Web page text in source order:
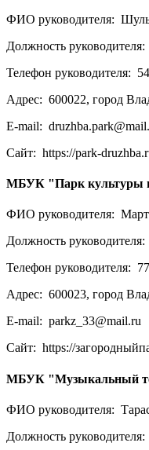
ФИО руководителя:
Должность руководителя:
Телефон руководителя:
Адрес: 600022, город
E-mail:
Сайт: https://park-
МБУК "Парк культуры
ФИО руководителя:
Должность руководителя:
Телефон руководителя:
Адрес: 600023, город
E-mail: parkz_33@mail.ru
Сайт: https://
МБУК "Музыкальный
ФИО руководителя:
Должность руководителя: